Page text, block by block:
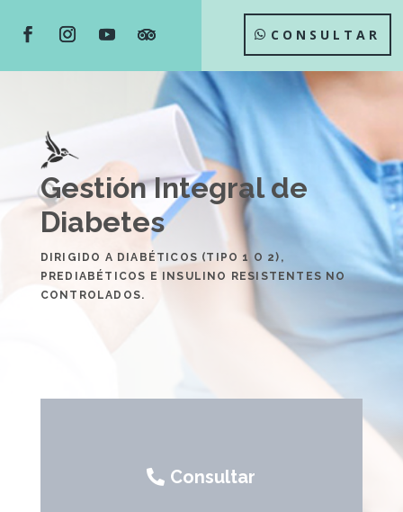
CONSULTAR
Gestión Integral de
Diabetes
DIRIGIDO A DIABÉTICOS (TIPO 1 O 2),
PREDIABÉTICOS E INSULINO RESISTENTES NO
CONTROLADOS.
Consultar